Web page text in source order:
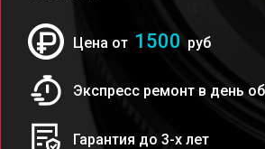
Цена от 1500 руб
Экспресс ремонт в день
Гарантия до 3-х лет